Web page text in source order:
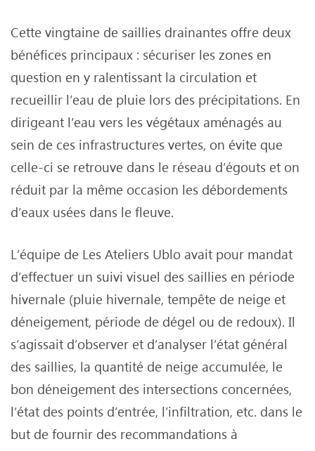
Cette vingtaine de saillies drainantes offre deux
bénéfices principaux : sécuriser les zones en
question en y ralentissant la circulation et
recueillir l’eau de pluie lors des précipitations. En
dirigeant l’eau vers les végétaux aménagés au
sein de ces infrastructures vertes, on évite que
celle-ci se retrouve dans le réseau d’égouts et on
réduit par la même occasion les débordements
d’eaux usées dans le fleuve.
L’équipe de Les Ateliers Ublo avait pour mandat
d’effectuer un suivi visuel des saillies en période
hivernale (pluie hivernale, tempête de neige et
déneigement, période de dégel ou de redoux). Il
s’agissait d’observer et d’analyser l’état général
des saillies, la quantité de neige accumulée, le
bon déneigement des intersections concernées,
l’état des points d’entrée, l’infiltration, etc. dans le
but de fournir des recommandations à